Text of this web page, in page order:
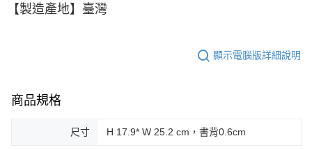
【製造產地】臺灣
顯示電腦版詳細說明
商品規格
尺寸 H 17.9* W 25.2 cm，書背0.6cm